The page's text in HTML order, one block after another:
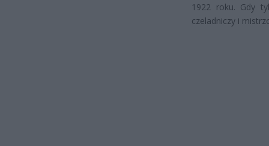
1922 roku. Gdy
czeladniczy i